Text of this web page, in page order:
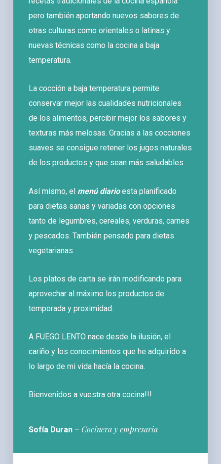
pero también aportando nuevos sabores de
otras culturas como orientales o latinas y
nuevas técnicas como la cocina a baja
temperatura.
La cocción a baja temperatura permite
conservar mejor las cualidades nutricionales
de los alimentos, percibir mejor los sabores y
texturas más melosas. Gracias a las cocciones
suaves se consigue retener los jugos naturales
de los productos y que sean más saludables.
Así mismo, el menú diarioesta planificado
para dietas sanas y variadas con opciones
tanto de legumbres, cereales, verduras, carnes
y pescados. También pensado para dietas
vegetarianas.
Los platos de carta se irán modificando para
aprovechar al máximo los productos de
temporada y proximidad.
A FUEGO LENTO nace desde la ilusión, el
cariño y los conocimientos que he adquirido a
lo largo de mi vida hacía la cocina.
Bienvenidos a vuestra otra cocina!!!
Sofía Duran –Cocinera y empresaria